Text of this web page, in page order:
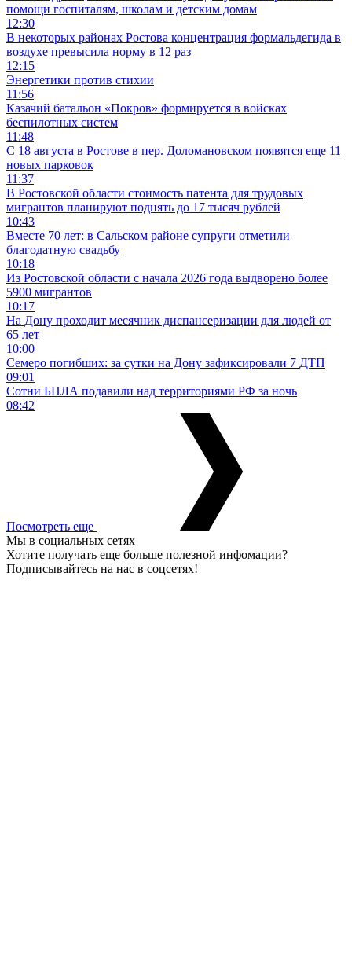
помощи госпиталям, школам и детским домам
12:30
В некоторых районах Ростова концентрация формальдегида в
воздухе превысила норму в 12 раз
12:15
Энергетики против стихии
11:56
Казачий батальон «Покров» формируется в войсках
беспилотных систем
11:48
С 18 августа в Ростове в пер. Доломановском появятся еще 11
новых парковок
11:37
В Ростовской области стоимость патента для трудовых
мигрантов планируют поднять до 17 тысяч рублей
10:43
Вместе 70 лет: в Сальском районе супруги отметили
благодатную свадьбу
10:18
Из Ростовской области с начала 2026 года выдворено более
5900 мигрантов
10:17
На Дону проходит месячник диспансеризации для людей от
65 лет
10:00
Семеро погибших: за сутки на Дону зафиксировали 7 ДТП
09:01
Сотни БПЛА подавили над территориями РФ за ночь
08:42
Посмотреть еще
Мы в социальных сетях
Хотите получать еще больше полезной инфомации?
Подписывайтесь на нас в соцсетях!